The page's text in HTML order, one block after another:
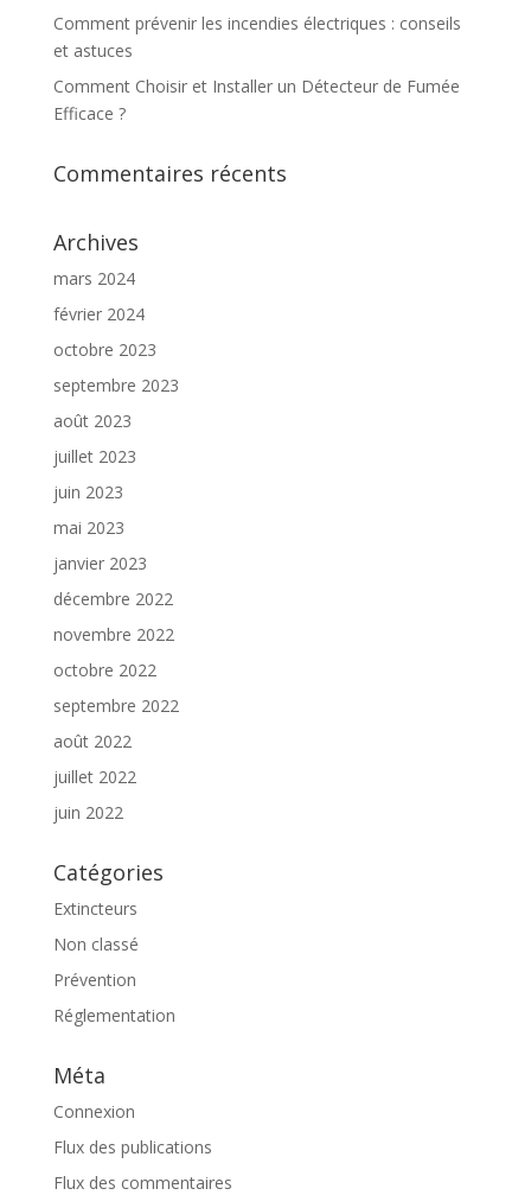
Comment prévenir les incendies électriques : conseils
et astuces
Comment Choisir et Installer un Détecteur de Fumée
Efficace ?
Commentaires récents
Archives
mars 2024
février 2024
octobre 2023
septembre 2023
août 2023
juillet 2023
juin 2023
mai 2023
janvier 2023
décembre 2022
novembre 2022
octobre 2022
septembre 2022
août 2022
juillet 2022
juin 2022
Catégories
Extincteurs
Non classé
Prévention
Réglementation
Méta
Connexion
Flux des publications
Flux des commentaires